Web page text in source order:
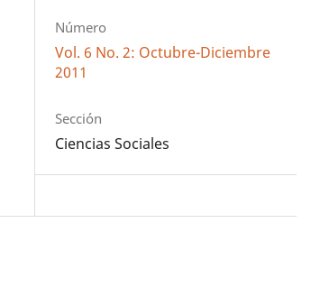
Número
Vol. 6 No. 2: Octubre-Diciembre
2011
Sección
Ciencias Sociales